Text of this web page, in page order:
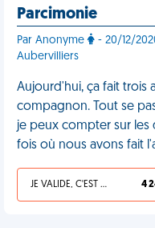
Parcimonie
Par Anonyme
- 20/12/
Aubervilliers
Aujourd'hui, ça fait trois
compagnon. Tout se
je peux compter sur
fois où nous avons fait
JE VALIDE, C'EST UNE VDM 4